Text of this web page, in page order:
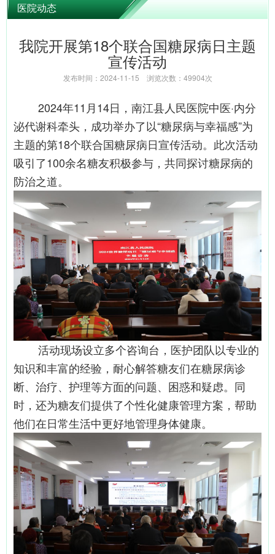
医院动态
我院开展第18个联合国糖尿病日主题
宣传活动
发布时间：2024-11-15 浏览次数：49904次
2024年11月14日，南江县人民医院中医·内分
泌代谢科牵头，成功举办了以“糖尿病与幸福感”为
主题的第18个联合国糖尿病日宣传活动。此次活动
吸引了100余名糖友积极参与，共同探讨糖尿病的
防治之道。
活动现场设立多个咨询台，医护团队以专业的
知识和丰富的经验，耐心解答糖友们在糖尿病诊
断、治疗、护理等方面的问题、困惑和疑虑。同
时，还为糖友们提供了个性化健康管理方案，帮助
他们在日常生活中更好地管理身体健康。